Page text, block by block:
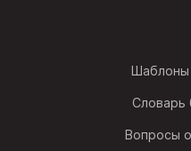
Шаблоны
Словарь
Вопросы